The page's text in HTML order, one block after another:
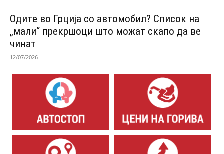
Одитe во Грција со автомобил? Список на
„мали“ прекршоци што можат скапо да ве
чинат
12/07/2026